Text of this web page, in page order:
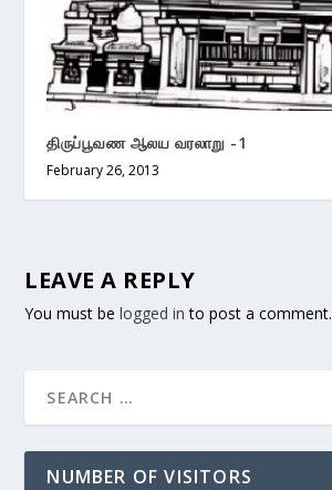
திருப்பூவண ஆலய வரலாறு -1
February 26, 2013
LEAVE A REPLY
You must belogged in to post a comment.
NUMBER OF VISITORS